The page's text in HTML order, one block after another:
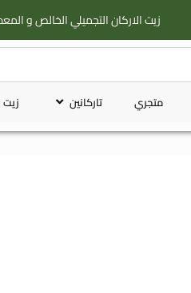
زيت الاركان التجميلي الخالص و
متجري تاركانين زيت